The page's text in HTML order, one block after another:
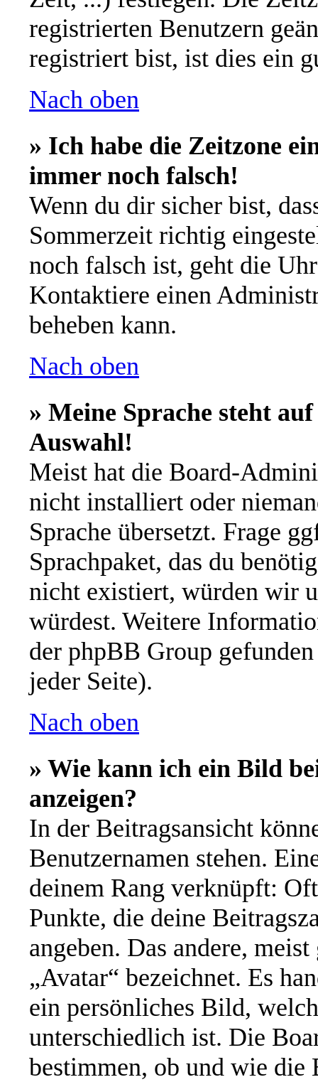
registrierten Benutzern
registriert bist, ist dies ein
Nach oben
» Ich habe die Zeitzone
immer noch falsch!
Wenn du dir sicher bist,
Sommerzeit richtig
noch falsch ist, geht die
Kontaktiere einen
beheben kann.
Nach oben
» Meine Sprache steht
Auswahl!
Meist hat die Board-
nicht installiert oder
Sprache übersetzt. Frage
Sprachpaket, das du
nicht existiert, würden wir
würdest. Weitere
der phpBB Group
jeder Seite).
Nach oben
» Wie kann ich ein Bild
anzeigen?
In der Beitragsansicht
Benutzernamen stehen.
deinem Rang verknüpft:
Punkte, die deine
angeben. Das andere,
„Avatar“ bezeichnet. Es
ein persönliches Bild,
unterschiedlich ist. Die
bestimmen, ob und wie die